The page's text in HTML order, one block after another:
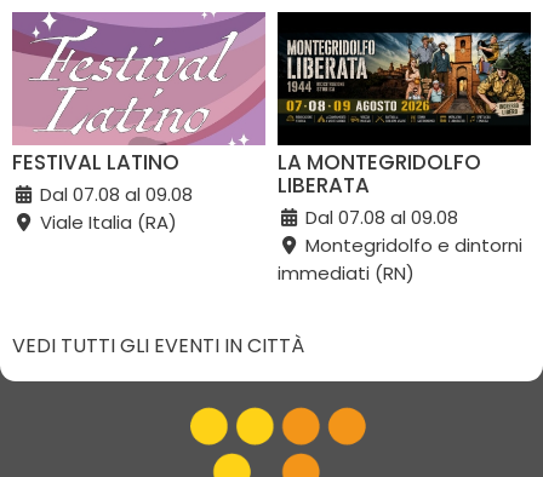
FESTIVAL LATINO
Dal 07.08 al 09.08
Viale Italia (RA)
LA MONTEGRIDOLFO
LIBERATA
Dal 07.08 al 09.08
Montegridolfo e dintorni
immediati (RN)
VEDI TUTTI GLI EVENTI IN CITTÀ